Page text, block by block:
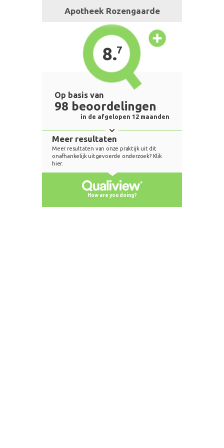
Apotheek Rozengaarde
8.7
Op basis van
98 beoordelingen
in de afgelopen 12 maanden
Meer resultaten
Meer resultaten van onze praktijk uit dit
onafhankelijk uitgevoerde onderzoek? Klik
hier.
How are you doing?